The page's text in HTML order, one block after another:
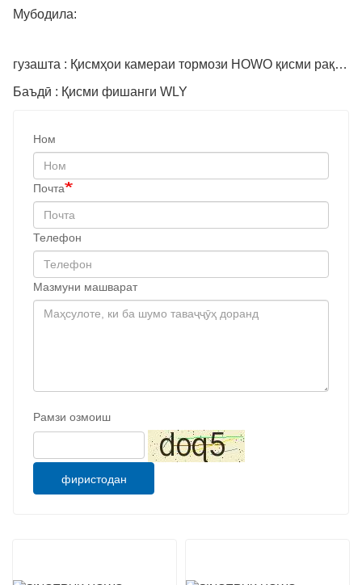
Мубодила:
гузашта : Қисмҳои камераи тормози HOWO қисми рақами Az9231340042
Баъдӣ : Қисми фишанги WLY
Ном
Почта
Телефон
Мазмуни машварат
Рамзи озмоиш
фиристодан